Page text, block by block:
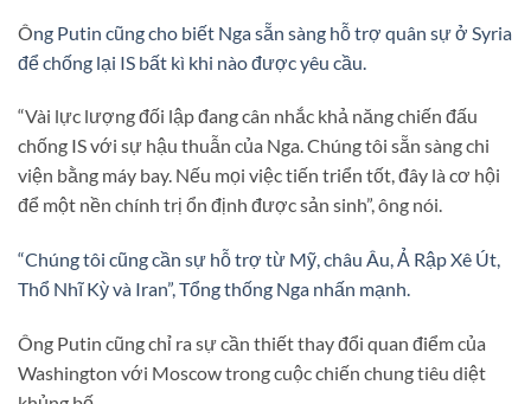
Ông Putin cũng cho biết Nga sẵn sàng hỗ trợ quân sự ở Syria
để chống lại IS bất kì khi nào được yêu cầu.
“Vài lực lượng đối lập đang cân nhắc khả năng chiến đấu
chống IS với sự hậu thuẫn của Nga. Chúng tôi sẵn sàng chi
viện bằng máy bay. Nếu mọi việc tiến triển tốt, đây là cơ hội
để một nền chính trị ổn định được sản sinh”, ông nói.
“Chúng tôi cũng cần sự hỗ trợ từ Mỹ, châu Âu, Ả Rập Xê Út,
Thổ Nhĩ Kỳ và Iran”, Tổng thống Nga nhấn mạnh.
Ông Putin cũng chỉ ra sự cần thiết thay đổi quan điểm của
Washington với Moscow trong cuộc chiến chung tiêu diệt